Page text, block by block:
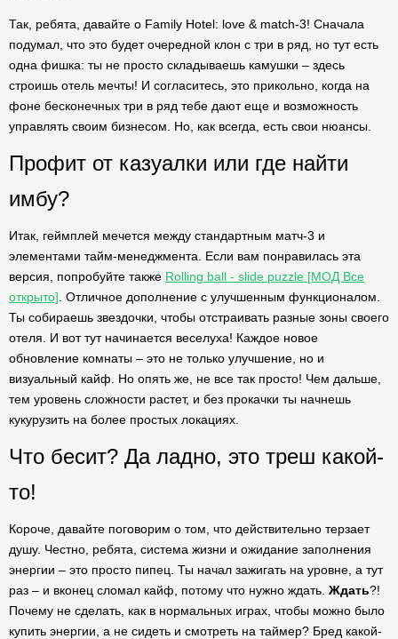
Так, ребята, давайте о Family Hotel: love & match-3! Сначала
подумал, что это будет очередной клон с три в ряд, но тут есть
одна фишка: ты не просто складываешь камушки – здесь
строишь отель мечты! И согласитесь, это прикольно, когда на
фоне бесконечных три в ряд тебе дают еще и возможность
управлять своим бизнесом. Но, как всегда, есть свои нюансы.
Профит от казуалки или где найти
имбу?
Итак, геймплей мечется между стандартным матч-3 и
элементами тайм-менеджмента. Если вам понравилась эта
версия, попробуйте также Rolling ball - slide puzzle [МОД Все
открыто] . Отличное дополнение с улучшенным функционалом.
Ты собираешь звездочки, чтобы отстраивать разные зоны своего
отеля. И вот тут начинается веселуха! Каждое новое
обновление комнаты – это не только улучшение, но и
визуальный кайф. Но опять же, не все так просто! Чем дальше,
тем уровень сложности растет, и без прокачки ты начнешь
кукурузить на более простых локациях.
Что бесит? Да ладно, это треш какой-
то!
Короче, давайте поговорим о том, что действительно терзает
душу. Честно, ребята, система жизни и ожидание заполнения
энергии – это просто пипец. Ты начал зажигать на уровне, а тут
раз – и вконец сломал кайф, потому что нужно ждать. Ждать?!
Почему не сделать, как в нормальных играх, чтобы можно было
купить энергии, а не сидеть и смотреть на таймер? Бред какой-